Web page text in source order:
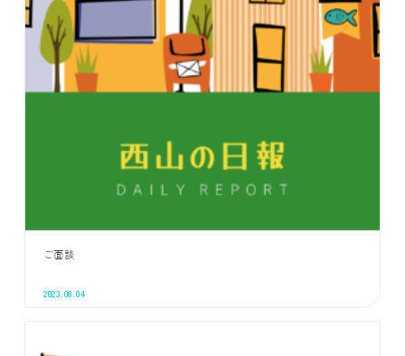
ご面談
2023.08.04